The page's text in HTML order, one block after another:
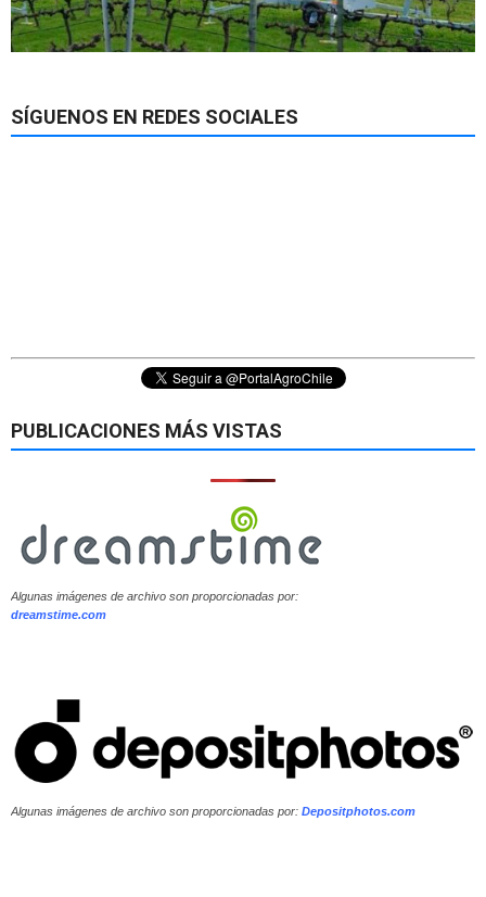
SÍGUENOS EN REDES SOCIALES
PUBLICACIONES MÁS VISTAS
Algunas imágenes de archivo son proporcionadas por:
dreamstime.com
Algunas imágenes de archivo son proporcionadas por: Depositphotos.com